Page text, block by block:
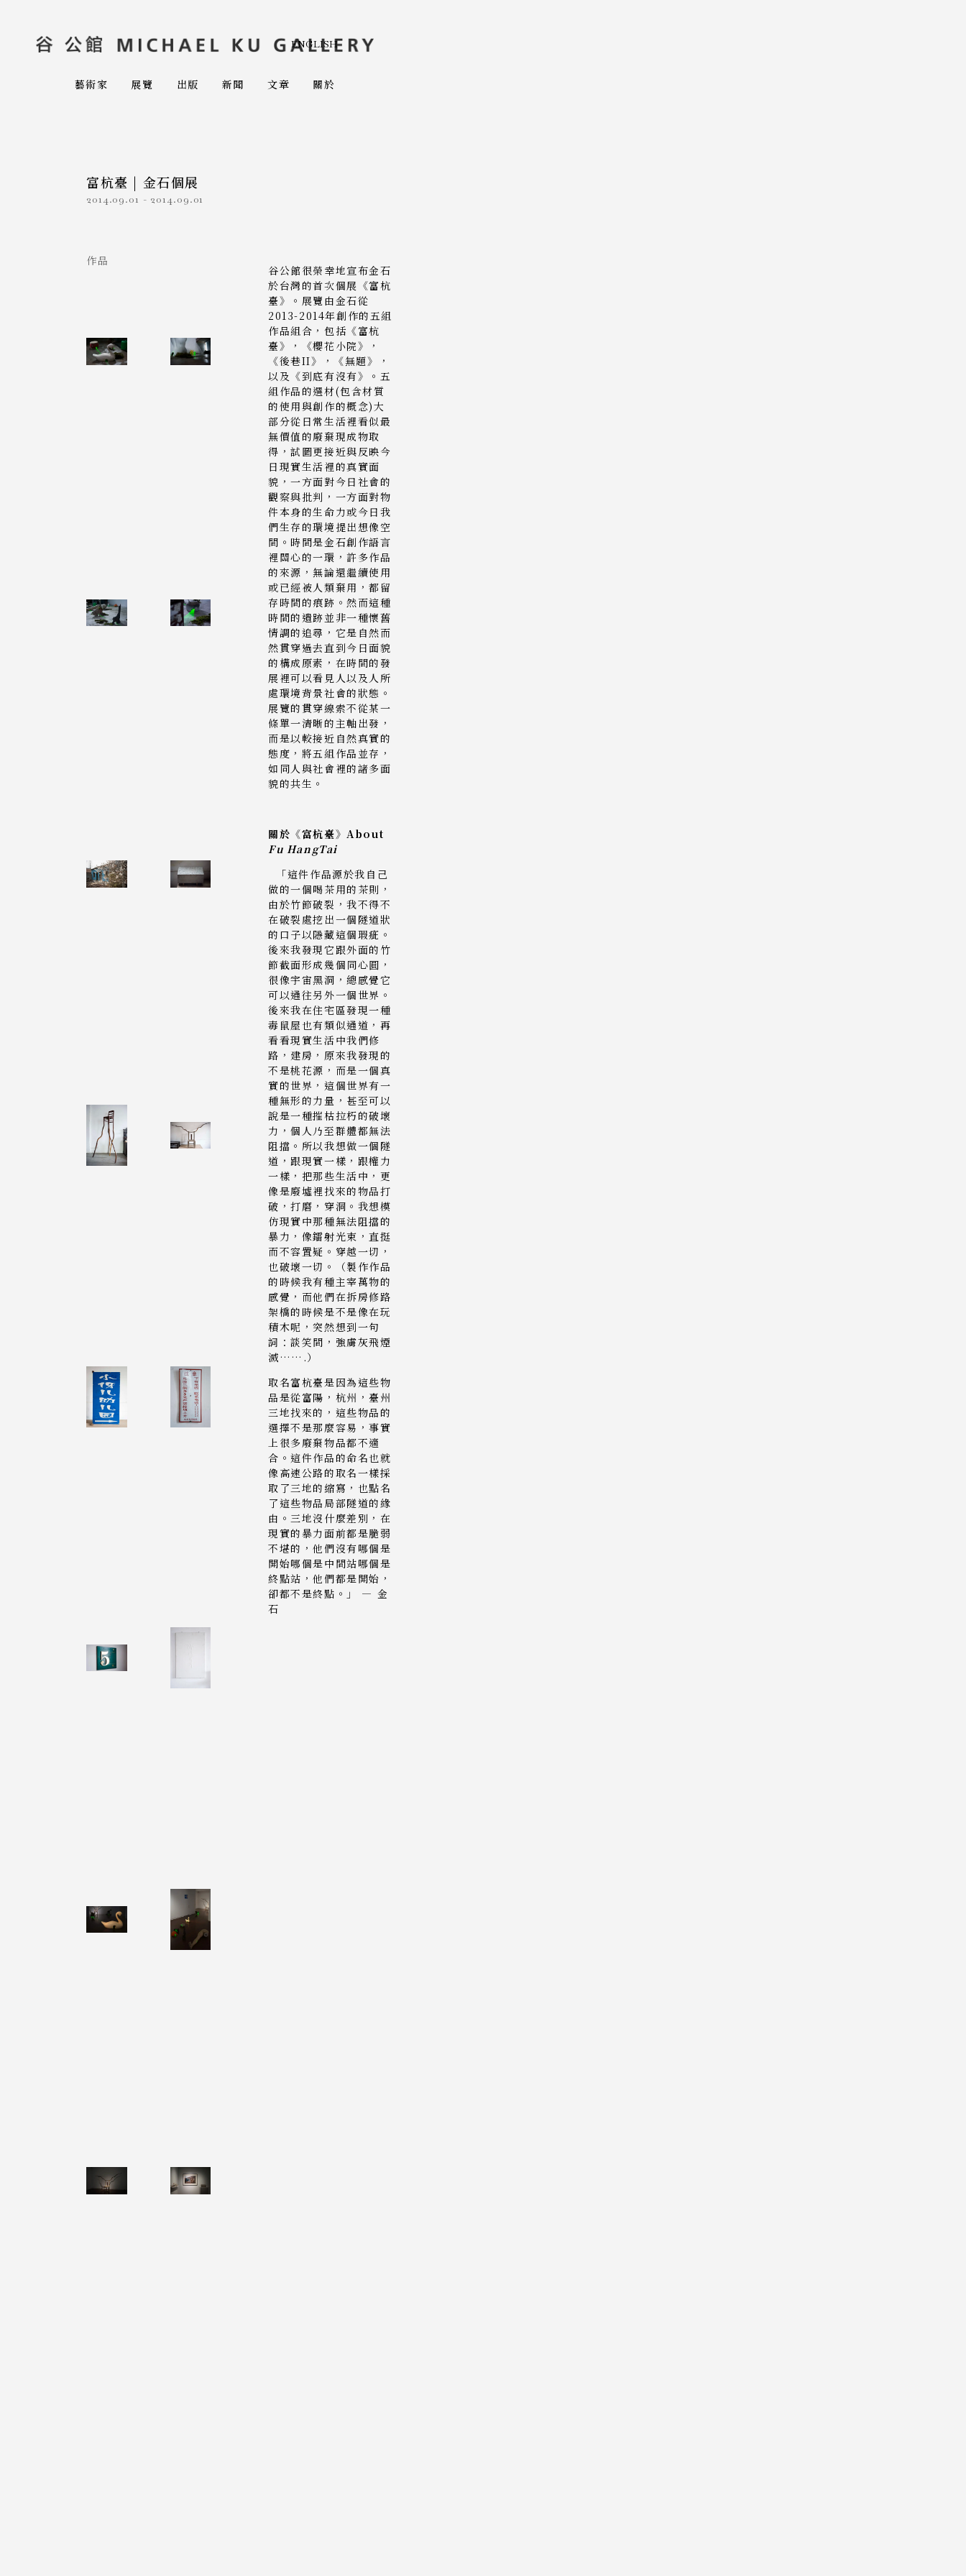
藝術家 展覽 出版 新聞 文章 關於
ENGLISH
富杭臺 | 金石個展
2014.09.01 - 2014.09.01
作品
谷公館很榮幸地宣布金石
於台灣的首次個展《富杭
臺》。展覽由金石從
2013-2014年創作的五組
作品組合，包括《富杭
臺》，《櫻花小院》，
《後巷II》，《無題》，
以及《到底有沒有》。五
組作品的選材(包含材質
的使用與創作的概念)大
部分從日常生活裡看似最
無價值的廢棄現成物取
得，試圖更接近與反映今
日現實生活裡的真實面
貌，一方面對今日社會的
觀察與批判，一方面對物
件本身的生命力或今日我
們生存的環境提出想像空
間。時間是金石創作語言
裡關心的一環，許多作品
的來源，無論還繼續使用
或已經被人類棄用，都留
存時間的痕跡。然而這種
時間的遺跡並非一種懷舊
情調的追尋，它是自然而
然貫穿過去直到今日面貌
的構成原素，在時間的發
展裡可以看見人以及人所
處環境背景社會的狀態。
展覽的貫穿線索不從某一
條單一清晰的主軸出發，
而是以較接近自然真實的
態度，將五組作品並存，
如同人與社會裡的諸多面
貌的共生。
關於《富杭臺》About
Fu HangTai
「這件作品源於我自己
做的一個喝茶用的茶則，
由於竹節破裂，我不得不
在破裂處挖出一個隧道狀
的口子以隱藏這個瑕疵。
後來我發現它跟外面的竹
節截面形成幾個同心圓，
很像宇宙黑洞，總感覺它
可以通往另外一個世界。
後來我在住宅區發現一種
毒鼠屋也有類似通道，再
看看現實生活中我們修
路，建房，原來我發現的
不是桃花源，而是一個真
實的世界，這個世界有一
種無形的力量，甚至可以
說是一種摧枯拉朽的破壞
力，個人乃至群體都無法
阻擋。所以我想做一個隧
道，跟現實一樣，跟權力
一樣，把那些生活中，更
像是廢墟裡找來的物品打
破，打磨，穿洞。我想模
仿現實中那種無法阻擋的
暴力，像鐳射光束，直挺
而不容置疑。穿越一切，
也破壞一切。（製作作品
的時候我有種主宰萬物的
感覺，而他們在拆房修路
架橋的時候是不是像在玩
積木呢，突然想到一句
詞：談笑間，強虜灰飛煙
滅…….）
取名富杭臺是因為這些物
品是從富陽，杭州，臺州
三地找來的，這些物品的
選擇不是那麼容易，事實
上很多廢棄物品都不適
合。這件作品的命名也就
像高速公路的取名一樣採
取了三地的縮寫，也點名
了這些物品局部隧道的緣
由。三地沒什麼差別，在
現實的暴力面前都是脆弱
不堪的，他們沒有哪個是
開始哪個是中間站哪個是
終點站，他們都是開始，
卻都不是終點。」 — 金
石